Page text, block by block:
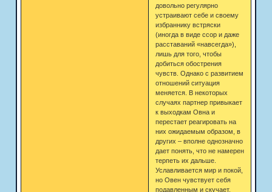
довольно регулярно
устраивают себе и своему
избраннику встряски
(иногда в виде ссор и даже
расставаний «навсегда»),
лишь для того, чтобы
добиться обострения
чувств. Однако с развитием
отношений ситуация
меняется. В некоторых
случаях партнер привыкает
к выходкам Овна и
перестает реагировать на
них ожидаемым образом, в
других – вполне однозначно
дает понять, что не намерен
терпеть их дальше.
Уславливается мир и покой,
но Овен чувствует себя
подавленным и скучает.